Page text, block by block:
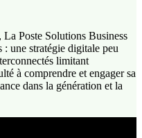
Poste Solutions Business
une stratégie digitale peu
limitant
à comprendre et engager sa
dans la génération et la